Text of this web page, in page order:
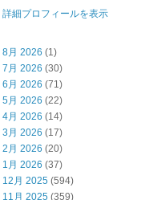
詳細プロフィールを表示
8月 2026 (1)
7月 2026 (30)
6月 2026 (71)
5月 2026 (22)
4月 2026 (14)
3月 2026 (17)
2月 2026 (20)
1月 2026 (37)
12月 2025 (594)
11月 2025 (359)